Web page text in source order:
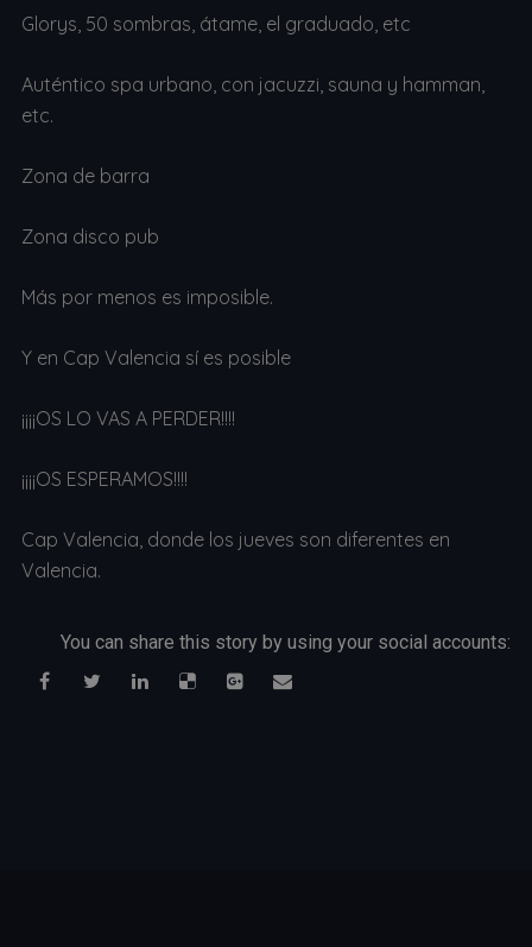
Glorys, 50 sombras, átame, el graduado, etc
Auténtico spa urbano, con jacuzzi, sauna y hamman,
etc.
Zona de barra
Zona disco pub
Más por menos es imposible.
Y en Cap Valencia sí es posible
¡¡¡¡OS LO VAS A PERDER!!!!
¡¡¡¡OS ESPERAMOS!!!!
Cap Valencia, donde los jueves son diferentes en
Valencia.
You can share this story by using your social accounts: